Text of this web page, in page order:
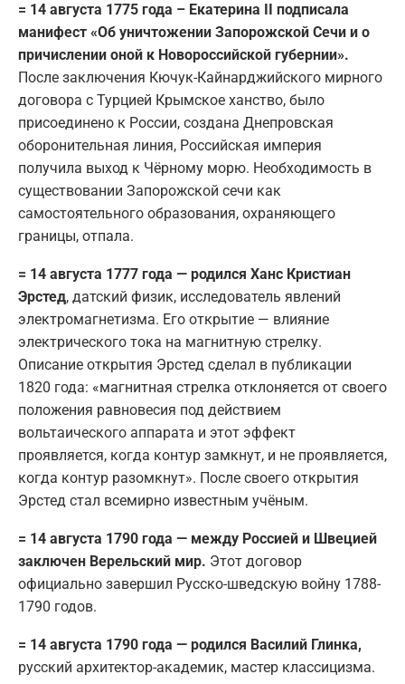
= 14 августа 1775 года – Екатерина II подписала
манифест «Об уничтожении Запорожской Сечи и о
причислении оной к Новороссийской губернии».
После заключения Кючук-Кайнарджийского мирного
договора с Турцией Крымское ханство, было
присоединено к России, создана Днепровская
оборонительная линия, Российская империя
получила выход к Чёрному морю. Необходимость в
существовании Запорожской сечи как
самостоятельного образования, охраняющего
границы, отпала.
= 14 августа 1777 года — родился Ханс Кристиан
Эрстед, датский физик, исследователь явлений
электромагнетизма. Его открытие — влияние
электрического тока на магнитную стрелку.
Описание открытия Эрстед сделал в публикации
1820 года: «магнитная стрелка отклоняется от своего
положения равновесия под действием
вольтаического аппарата и этот эффект
проявляется, когда контур замкнут, и не проявляется,
когда контур разомкнут». После своего открытия
Эрстед стал всемирно известным учёным.
= 14 августа 1790 года — между Россией и Швецией
заключен Верельский мир. Этот договор
официально завершил Русско-шведскую войну 1788-
1790 годов.
= 14 августа 1790 года — родился Василий Глинка,
русский архитектор-академик, мастер классицизма.